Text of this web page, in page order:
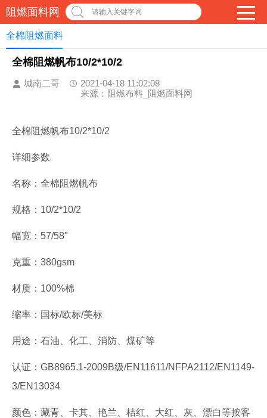
阻燃面料网 请输入关键字词
全棉阻燃面料
全棉阻燃帆布10/2*10/2
城南二哥
2021-04-18 11:02:08
来源：阻燃布料_阻燃面料网
全棉阻燃帆布10/2*10/2
详细参数
名称：全棉阻燃帆布
规格：10/2*10/2
幅宽：57/58"
克重：380gsm
材质：100%棉
缩率：国标/欧标/美标
用途：石油、化工、消防、煤矿等
认证：GB8965.1-2009B级/EN11611/NFPA2112/EN1149-
3/EN13034
颜色：藏青、卡其、艳兰、桔红、大红、灰、漂白等按客